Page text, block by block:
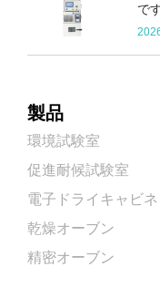
で
製品
環境試験室
促進耐候試験室
電子ドライキャビネ
乾燥オーブン
精密オーブン